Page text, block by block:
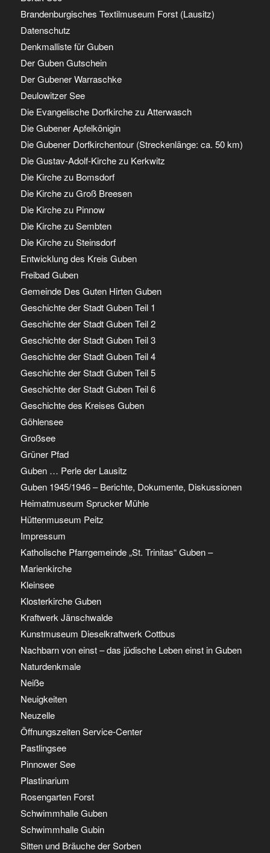
Brandenburgisches Textilmuseum Forst (Lausitz)
Datenschutz
Denkmalliste für Guben
Der Guben Gutschein
Der Gubener Warraschke
Deulowitzer See
Die Evangelische Dorfkirche zu Atterwasch
Die Gubener Apfelkönigin
Die Gubener Dorfkirchentour (Streckenlänge: ca. 50 km)
Die Gustav-Adolf-Kirche zu Kerkwitz
Die Kirche zu Bomsdorf
Die Kirche zu Groß Breesen
Die Kirche zu Pinnow
Die Kirche zu Sembten
Die Kirche zu Steinsdorf
Entwicklung des Kreis Guben
Freibad Guben
Gemeinde Des Guten Hirten Guben
Geschichte der Stadt Guben Teil 1
Geschichte der Stadt Guben Teil 2
Geschichte der Stadt Guben Teil 3
Geschichte der Stadt Guben Teil 4
Geschichte der Stadt Guben Teil 5
Geschichte der Stadt Guben Teil 6
Geschichte des Kreises Guben
Göhlensee
Großsee
Grüner Pfad
Guben … Perle der Lausitz
Guben 1945/1946 – Berichte, Dokumente, Diskussionen
Heimatmuseum Sprucker Mühle
Hüttenmuseum Peitz
Impressum
Katholische Pfarrgemeinde „St. Trinitas“ Guben –
Marienkirche
Kleinsee
Klosterkirche Guben
Kraftwerk Jänschwalde
Kunstmuseum Dieselkraftwerk Cottbus
Nachbarn von einst – das jüdische Leben einst in Guben
Naturdenkmale
Neiße
Neuigkeiten
Neuzelle
Öffnungszeiten Service-Center
Pastlingsee
Pinnower See
Plastinarium
Rosengarten Forst
Schwimmhalle Guben
Schwimmhalle Gubin
Sitten und Bräuche der Sorben